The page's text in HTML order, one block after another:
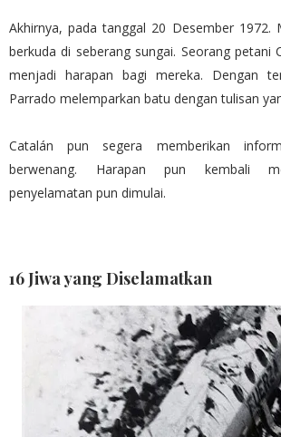
Akhirnya, pada tanggal 20 Desember 1972.
berkuda di seberang sungai. Seorang petani
menjadi harapan bagi mereka. Dengan
Parrado melemparkan batu dengan tulisan
Catalán pun segera memberikan
berwenang. Harapan pun kembali
penyelamatan pun dimulai.
16 Jiwa yang Diselamatkan